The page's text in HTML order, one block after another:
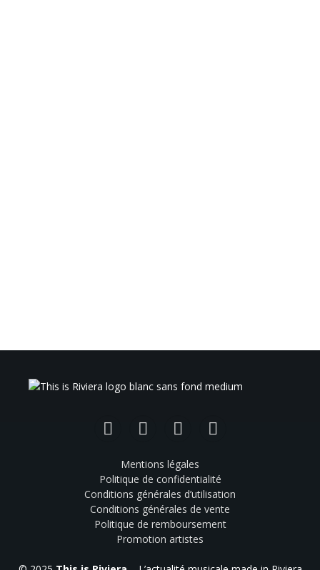
FacebookInstagramTikTok YouTube
Mentions légales
Politique de confidentialité
Conditions générales d’utilisation
Conditions générales de vente
Politique de remboursement
Promotion artistes